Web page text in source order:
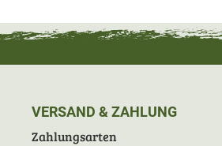
VERSAND & ZAHLUNG
Zahlungsarten